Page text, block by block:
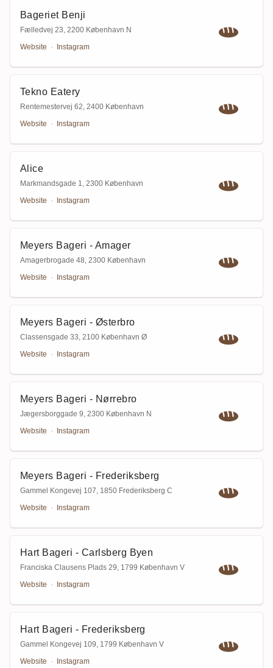
Bageriet Benji
Fælledvej 23, 2200 København N
Website · Instagram
Tekno Eatery
Rentemestervej 62, 2400 København
Website · Instagram
Alice
Markmandsgade 1, 2300 København
Website · Instagram
Meyers Bageri - Amager
Amagerbrogade 48, 2300 København
Website · Instagram
Meyers Bageri - Østerbro
Classensgade 33, 2100 København Ø
Website · Instagram
Meyers Bageri - Nørrebro
Jægersborggade 9, 2300 København N
Website · Instagram
Meyers Bageri - Frederiksberg
Gammel Kongevej 107, 1850 Frederiksberg C
Website · Instagram
Hart Bageri - Carlsberg Byen
Franciska Clausens Plads 29, 1799 København V
Website · Instagram
Hart Bageri - Frederiksberg
Gammel Kongevej 109, 1799 København V
Website · Instagram